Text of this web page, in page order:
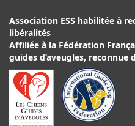
Association ESS habilitée à
libéralités
Affiliée à la Fédération
guides d’aveugles, reconnue